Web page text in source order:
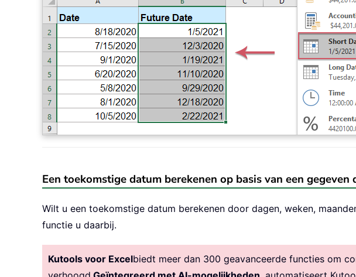
Een toekomstige datum berekenen op basis van een
Wilt u een toekomstige datum berekenen door dagen, weken,
functie u daarbij.
Kutools voor Excelbiedt meer dan 300 geavanceerde functies om